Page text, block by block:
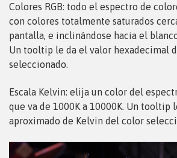
Colores RGB: todo el espectro de
con colores totalmente saturados
pantalla, e inclinándose hacia el
Un tooltip le da el valor hexadecimal
seleccionado.
Escala Kelvin: elija un color del
que va de 1000K a 10000K. Un tooltip
aproximado de Kelvin del color